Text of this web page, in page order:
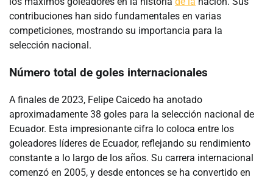
contribuciones han sido fundamentales en varias
competiciones, mostrando su importancia para la
selección nacional.
Número total de goles internacionales
A finales de 2023, Felipe Caicedo ha anotado
aproximadamente 38 goles para la selección nacional de
Ecuador. Esta impresionante cifra lo coloca entre los
goleadores líderes de Ecuador, reflejando su rendimiento
constante a lo largo de los años. Su carrera internacional
comenzó en 2005, y desde entonces se ha convertido en